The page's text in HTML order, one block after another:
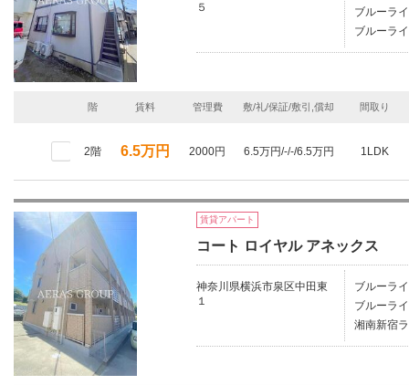
５
ブルーラ
ブルーラ
階 賃料 管理費 敷/礼/保証/敷引,償却 間取り
2階 6.5万円 2000円 6.5万円/-/-/6.5万円 1LDK
賃貸アパート
コート ロイヤル アネックス
神奈川県横浜市泉区中田東
１
ブルーラ
ブルーラ
湘南新宿